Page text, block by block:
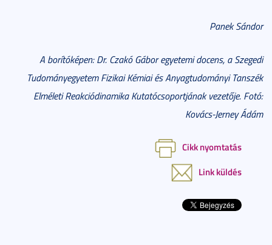
Panek Sándor
A borítóképen: Dr. Czakó Gábor egyetemi docens, a Szegedi
Tudományegyetem Fizikai Kémiai és Anyagtudományi Tanszék
Elméleti Reakciódinamika Kutatócsoportjának vezetője. Fotó:
Kovács-Jerney Ádám
Cikk nyomtatás
Link küldés